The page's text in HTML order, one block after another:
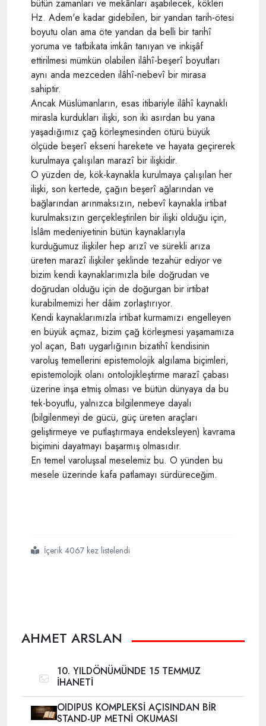
bütün zamanları ve mekânları aşabilecek, kökleri
Hz. Adem'e kadar gidebilen, bir yandan tarih-ötesi
boyutu olan ama öte yandan da belli bir tarihî
yoruma ve tatbikata imkân tanıyan ve inkişâf
ettirilmesi mümkün olabilen ilâhî-beşerî boyutları
aynı anda mezceden ilâhî-nebevî bir mirasa
sahiptir.
Ancak Müslümanların, esas itibariyle ilâhî kaynaklı
mirasla kurdukları ilişki, son iki asırdan bu yana
yaşadığımız çağ körleşmesinden ötürü büyük
ölçüde beşerî ekseni harekete ve hayata geçirerek
kurulmaya çalışılan marazî bir ilişkidir.
O yüzden de, kök-kaynakla kurulmaya çalışılan her
ilişki, son kertede, çağın beşerî ağlarından ve
bağlarından arınmaksızın, nebevî kaynakla irtibat
kurulmaksızın gerçekleştirilen bir ilişki olduğu için,
İslâm medeniyetinin bütün kaynaklarıyla
kurduğumuz ilişkiler hep arızî ve sürekli arıza
üreten marazî ilişkiler şeklinde tezahür ediyor ve
bizim kendi kaynaklarımızla bile doğrudan ve
doğrudan olduğu için de doğurgan bir irtibat
kurabilmemizi her dâim zorlaştırıyor.
Kendi kaynaklarımızla irtibat kurmamızı engelleyen
en büyük açmaz, bizim çağ körleşmesi yaşamamıza
yol açan, Batı uygarlığının bizatihî kendisinin
varoluş temellerini epistemolojik algılama biçimleri,
epistemolojik olanı ontolojikleştirme marazî çabası
üzerine inşa etmiş olması ve bütün dünyaya da bu
tek-boyutlu, yalnızca bilgilenmeye dayalı
(bilgilenmeyi de gücü, güç üreten araçları
geliştirmeye ve putlaştırmaya endeksleyen) kavrama
biçimini dayatmayı başarmış olmasıdır.
En temel varoluşsal meselemiz bu. O yünden bu
mesele üzerinde kafa patlamayı sürdüreceğim.
#çağ
#körleşmesi
#ve
#nüfuz
#meselesi
İçerik 4067 kez listelendi
AHMET ARSLAN
10. YILDÖNÜMÜNDE 15 TEMMUZ
İHANETİ
OIDIPUS KOMPLEKSİ AÇISINDAN BİR
STAND-UP METNİ OKUMASI